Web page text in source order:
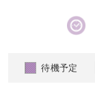
待機予定